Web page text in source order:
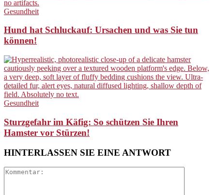
Gesundheit
Hund hat Schluckauf: Ursachen und was Sie tun
können!
Gesundheit
Sturzgefahr im Käfig: So schützen Sie Ihren
Hamster vor Stürzen!
HINTERLASSEN SIE EINE ANTWORT